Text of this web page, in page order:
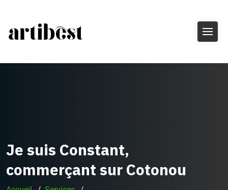
Je suis Constant,
commerçant sur Cotonou